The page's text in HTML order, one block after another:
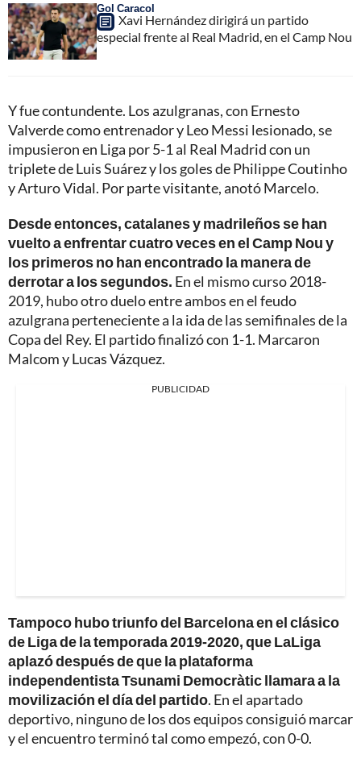
Gol Caracol
Xavi Hernández dirigirá un partido
especial frente al Real Madrid, en el Camp Nou
Y fue contundente. Los azulgranas, con Ernesto
Valverde como entrenador y Leo Messi lesionado, se
impusieron en Liga por 5-1 al Real Madrid con un
triplete de Luis Suárez y los goles de Philippe Coutinho
y Arturo Vidal. Por parte visitante, anotó Marcelo.
Desde entonces, catalanes y madrileños se han
vuelto a enfrentar cuatro veces en el Camp Nou y
los primeros no han encontrado la manera de
derrotar a los segundos. En el mismo curso 2018-
2019, hubo otro duelo entre ambos en el feudo
azulgrana perteneciente a la ida de las semifinales de la
Copa del Rey. El partido finalizó con 1-1. Marcaron
Malcom y Lucas Vázquez.
PUBLICIDAD
Tampoco hubo triunfo del Barcelona en el clásico
de Liga de la temporada 2019-2020, que LaLiga
aplazó después de que la plataforma
independentista Tsunami Democràtic llamara a la
movilización el día del partido. En el apartado
deportivo, ninguno de los dos equipos consiguió marcar
y el encuentro terminó tal como empezó, con 0-0.